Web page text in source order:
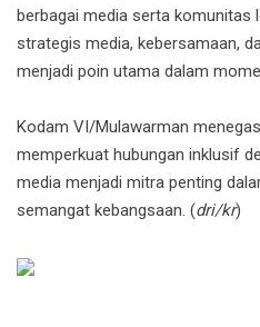
berbagai media serta komunitas
strategis media, kebersamaan,
menjadi poin utama dalam
Kodam VI/Mulawarman
memperkuat hubungan inklusif
media menjadi mitra penting
semangat kebangsaan. (dri/kr)